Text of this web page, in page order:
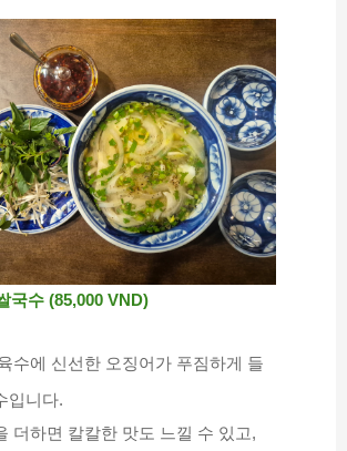
국수 (85,000 VND)
수에 신선한 오징어가 푸짐하게 들
입니다.
더하면 칼칼한 맛도 느낄 수 있고,